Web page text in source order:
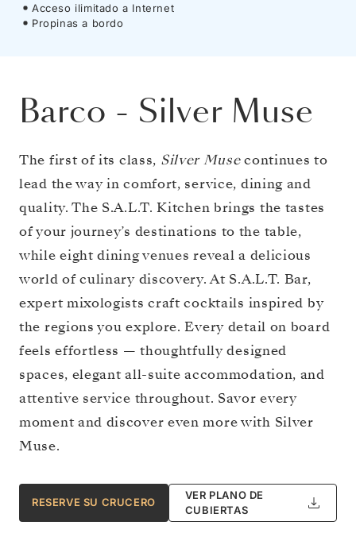
Acceso ilimitado a Internet
Propinas a bordo
Barco - Silver Muse
The first of its class, Silver Musecontinues to
lead the way in comfort, service, dining and
quality. The S.A.L.T. Kitchen brings the tastes
of your journey’s destinations to the table,
while eight dining venues reveal a delicious
world of culinary discovery. At S.A.L.T. Bar,
expert mixologists craft cocktails inspired by
the regions you explore. Every detail on board
feels effortless — thoughtfully designed
spaces, elegant all-suite accommodation, and
attentive service throughout. Savor every
moment and discover even more with Silver
Muse.
RESERVE SU CRUCERO
VER PLANO DE
CUBIERTAS